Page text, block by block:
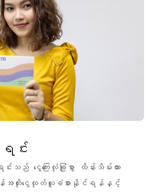
င်း
ည် ငွေကြေးလုံခြုံစွာ ထိန်းသိမ်းထား
ငွေထုတ်ယူခံစားနိုင်ရန်နှင့်